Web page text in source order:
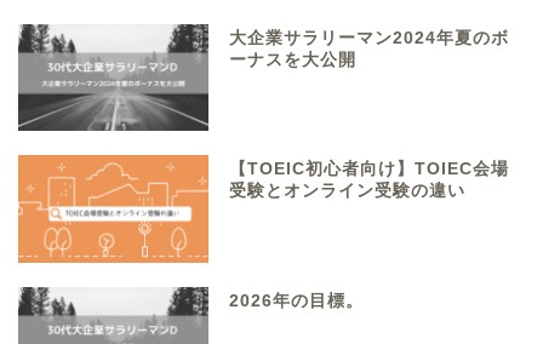
大企業サラリーマン2024年夏のボ
ーナスを大公開
【TOEIC初心者向け】TOIEC会場
受験とオンライン受験の違い
2026年の目標。